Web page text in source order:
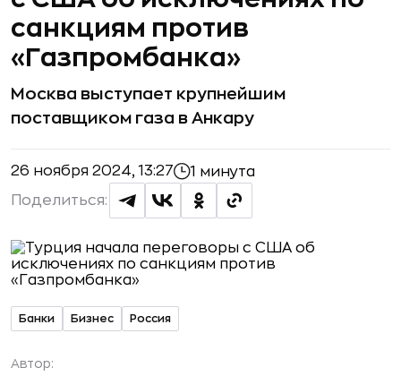
санкциям против
«Газпромбанка»
Москва выступает крупнейшим
поставщиком газа в Анкару
26 ноября 2024, 13:27 1 минута
Поделиться:
Банки Бизнес Россия
Автор: